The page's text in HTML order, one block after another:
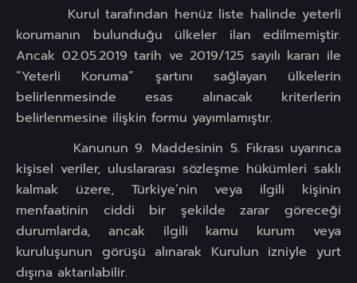
Kurul tarafından henüz liste halinde yeterli
korumanın bulunduğu ülkeler ilan edilmemiştir.
Ancak 02.05.2019 tarih ve 2019/125 sayılı kararı ile
“Yeterli Koruma” şartını sağlayan ülkelerin
belirlenmesinde esas alınacak kriterlerin
belirlenmesine ilişkin formu yayımlamıştır.
Kanunun 9. Maddesinin 5. Fıkrası uyarınca
kişisel veriler, uluslararası sözleşme hükümleri saklı
kalmak üzere, Türkiye’nin veya ilgili kişinin
menfaatinin ciddi bir şekilde zarar göreceği
durumlarda, ancak ilgili kamu kurum veya
kuruluşunun görüşü alınarak Kurulun izniyle yurt
dışına aktarılabilir.